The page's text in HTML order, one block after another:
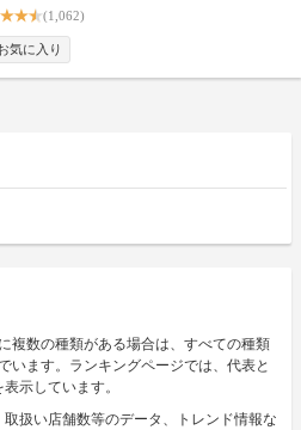
(1,062)
複数の種類がある場合は、すべての種類
います。ランキングページでは、代表と
示しています。
扱い店舗数等のデータ、トレンド情報な